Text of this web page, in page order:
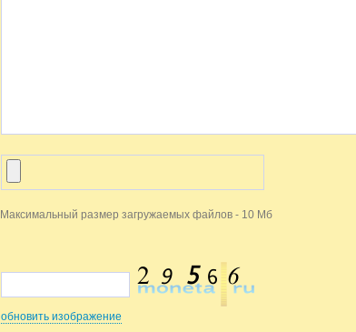
Максимальный размер загружаемых файлов - 10 Мб
обновить изображение